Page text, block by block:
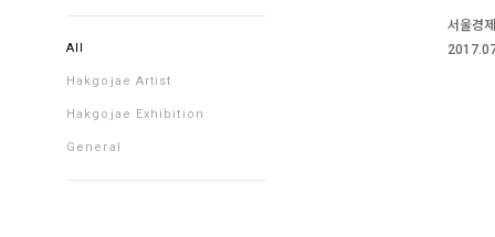
All
Hakgojae Artist
Hakgojae Exhibition
General
서울경제